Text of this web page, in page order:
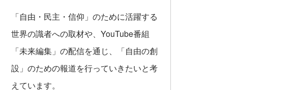
「自由・民主・信仰」のために活躍する
世界の識者への取材や、YouTube番組
「未来編集」の配信を通じ、「自由の創
設」のための報道を行っていきたいと考
えています。